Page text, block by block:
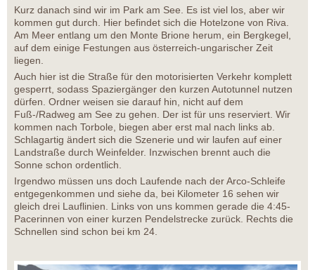
Kurz danach sind wir im Park am See. Es ist viel los, aber wir
kommen gut durch. Hier befindet sich die Hotelzone von Riva.
Am Meer entlang um den Monte Brione herum, ein Bergkegel,
auf dem einige Festungen aus österreich-ungarischer Zeit
liegen.
Auch hier ist die Straße für den motorisierten Verkehr komplett
gesperrt, sodass Spaziergänger den kurzen Autotunnel nutzen
dürfen. Ordner weisen sie darauf hin, nicht auf dem
Fuß-/Radweg am See zu gehen. Der ist für uns reserviert. Wir
kommen nach Torbole, biegen aber erst mal nach links ab.
Schlagartig ändert sich die Szenerie und wir laufen auf einer
Landstraße durch Weinfelder. Inzwischen brennt auch die
Sonne schon ordentlich.
Irgendwo müssen uns doch Laufende nach der Arco-Schleife
entgegenkommen und siehe da, bei Kilometer 16 sehen wir
gleich drei Lauflinien. Links von uns kommen gerade die 4:45-
Pacerinnen von einer kurzen Pendelstrecke zurück. Rechts die
Schnellen sind schon bei km 24.